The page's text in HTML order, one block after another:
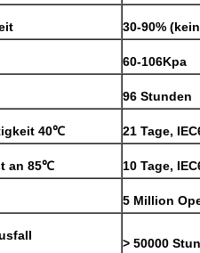
30-90%
60-106Kpa
96 Stunden
40℃ 21 Tage,
an 85℃ 10 Tage,
5 Million
> 50000